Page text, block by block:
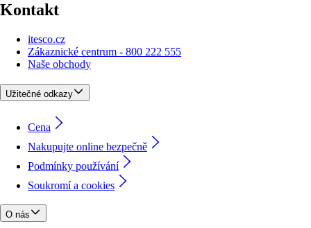
Kontakt
itesco.cz
Zákaznické centrum - 800 222 555
Naše obchody
Užitečné odkazy
Cena
Nakupujte online bezpečně
Podmínky používání
Soukromí a cookies
O nás